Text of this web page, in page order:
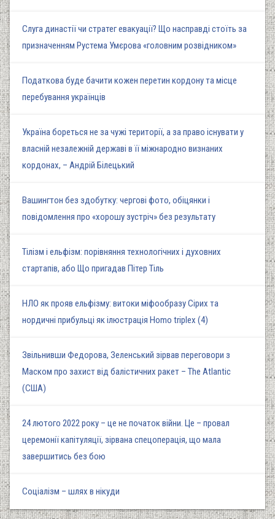
Слуга династії чи стратег евакуації? Що насправді стоїть за
призначенням Рустема Умєрова «головним розвідником»
Податкова буде бачити кожен перетин кордону та місце
перебування українців
Україна бореться не за чужі території, а за право існувати у
власній незалежній державі в її міжнародно визнаних
кордонах, – Андрій Білецький
Вашингтон без здобутку: чергові фото, обіцянки і
повідомлення про «хорошу зустріч» без результату
Тілізм і ельфізм: порівняння технологічних і духовних
стартапів, або Що пригадав Пітер Тіль
НЛО як прояв ельфізму: витоки міфообразу Сірих та
нордичні прибульці як ілюстрація Homo triplex (4)
Звільнивши Федорова, Зеленський зірвав переговори з
Маском про захист від балістичних ракет – The Atlantic
(США)
24 лютого 2022 року – це не початок війни. Це – провал
церемонії капітуляції, зірвана спецоперація, що мала
завершитись без бою
Соціалізм – шлях в нікуди